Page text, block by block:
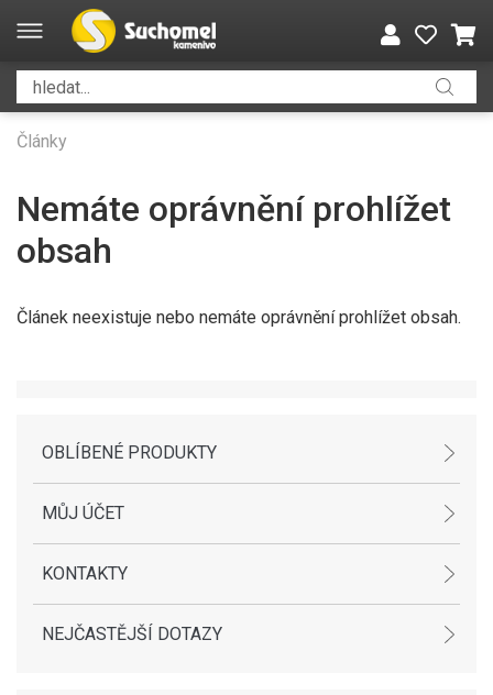
Články
Nemáte oprávnění prohlížet
obsah
Článek neexistuje nebo nemáte oprávnění prohlížet obsah.
OBLÍBENÉ PRODUKTY
MŮJ ÚČET
KONTAKTY
NEJČASTĚJŠÍ DOTAZY